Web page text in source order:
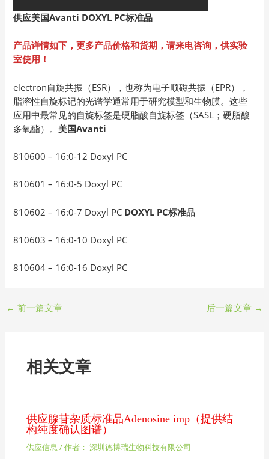
供应美国Avanti DOXYL PC标准品
产品详情如下，更多产品价格和货期，请来电咨询，供实验
室使用！
electron自旋共振（ESR），也称为电子顺磁共振（EPR），
脂溶性自旋标记的光谱学通常用于研究模型和生物膜。这些
应用中最常见的自旋标签是硬脂酸自旋标签（SASL；硬脂酸
多氧酯）。美国Avanti
810600 – 16:0-12 Doxyl PC
810601 – 16:0-5 Doxyl PC
810602 – 16:0-7 Doxyl PC DOXYL PC标准品
810603 – 16:0-10 Doxyl PC
810604 – 16:0-16 Doxyl PC
← 前一篇文章 后一篇文章 →
相关文章
供应腺苷杂质标准品Adenosine imp（提供结
构纯度确认图谱）
供应信息 / 作者： 深圳德博瑞生物科技有限公司